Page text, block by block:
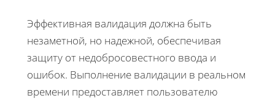
Эффективная валидация должна быть
незаметной, но надежной, обеспечивая
защиту от недобросовестного ввода и
ошибок. Выполнение валидации в реальном
времени предоставляет пользователю